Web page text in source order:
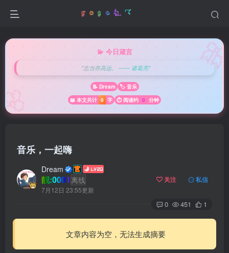
💫 今日箴言
"志当存高远。 —— 诸葛亮"
📝 Dream
🏷️ 音乐
📖 本文共计 0 字 ⏱️ 阅读约 0 分钟
音乐，一起嗨
Dream
靓:0001 离线
7月12日 23:55更新
关注 私信
0 451 1
文章内容为空，无法生成摘要